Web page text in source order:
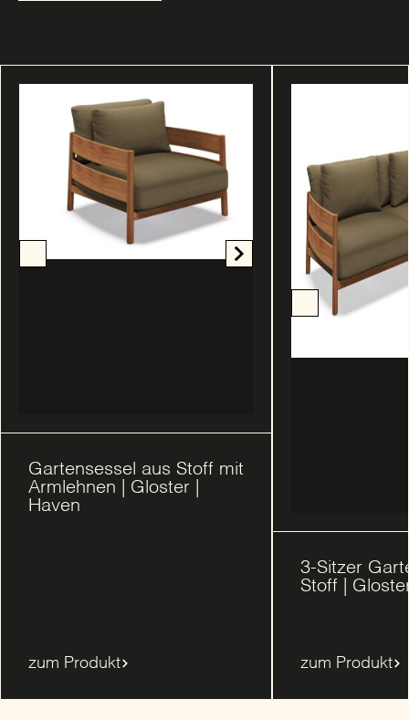
Gartensessel aus Stoff mit
Armlehnen | Gloster |
Haven
zum Produkt
3-Sitzer
Stoff |
zum Produkt